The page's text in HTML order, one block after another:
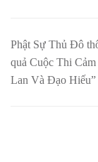
Phật Sự Thủ Đô
quả Cuộc Thi
Lan Và Đạo Hiếu”